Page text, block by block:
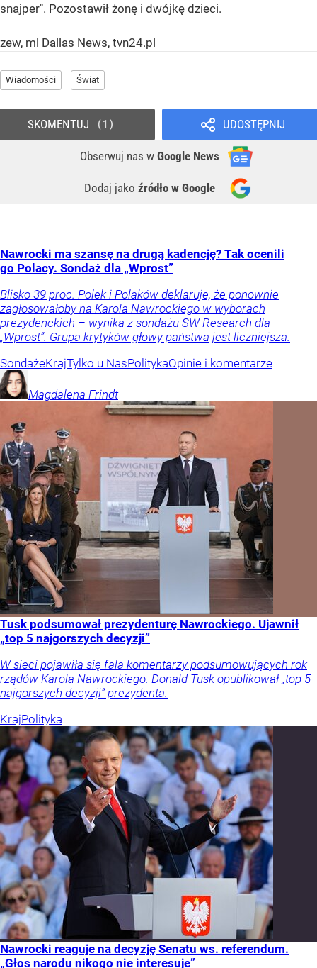
snajper". Pozostawił żonę i dwójkę dzieci.
zew, ml Dallas News, tvn24.pl
Wiadomości Świat
UDOSTĘPNIJ
Obserwuj nas w Google News
Dodaj jako źródło w Google
SKOMENTUJ 1
Nawrocki ma szansę na drugą kadencję? Tak ocenili
go Polacy. Sondaż dla „Wprost”
Blisko 39 proc. Polek i Polaków deklaruje, że ponownie
zagłosowałoby na Karola Nawrockiego w wyborach
prezydenckich – wynika z sondażu SW Research dla
„Wprost”. Grupa krytyków głowy państwa jest liczniejsza.
SondażeKrajTylko u NasPolitykaOpinie i komentarze
Magdalena Frindt
Tusk podsumował prezydenturę Nawrockiego. Ujawnił
„top 5 najgorszych decyzji”
W sieci pojawiła się fala komentarzy podsumowujących rok
rządów Karola Nawrockiego. Donald Tusk opublikował „top 5
najgorszych decyzji” prezydenta.
KrajPolityka
Nawrocki reaguje na decyzję Senatu ws. referendum.
„Głos narodu nikogo nie interesuje”